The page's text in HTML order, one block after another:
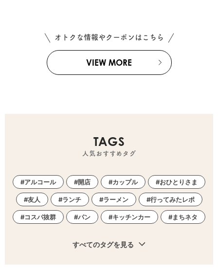
オトクな情報やクーポンはこちら
VIEW MORE
TAGS
人気おすすめタグ
アルコール 開店 カップル おひとりさま
友人 ランチ ラーメン 行ってみたレポ
コスパ抜群 パン キッチンカー まちネタ
すべてのタグを見る